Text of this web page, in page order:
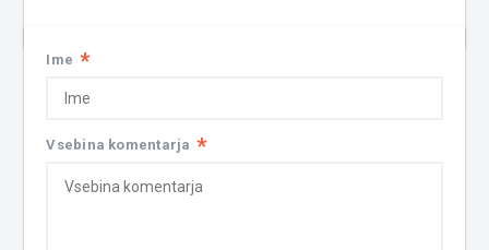
Ime *
Vsebina komentarja *